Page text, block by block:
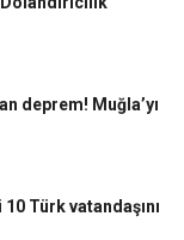
deprem! Muğla’yı
Türk vatandaşını